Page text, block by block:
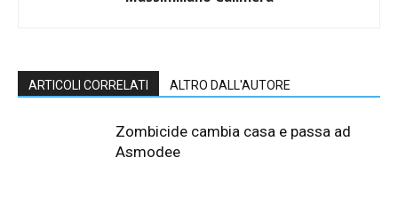
ARTICOLI CORRELATI ALTRO DALL'AUTORE
Zombicide cambia casa e passa ad
Asmodee